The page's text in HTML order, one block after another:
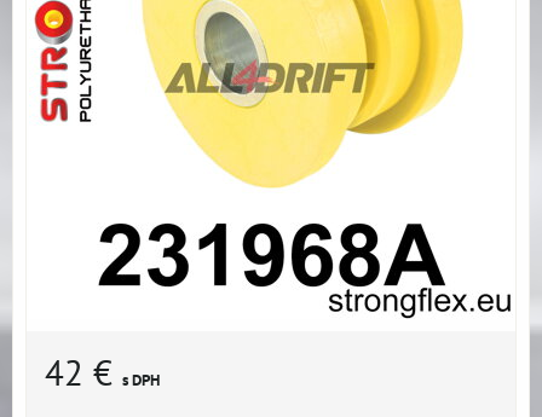
42 € s DPH